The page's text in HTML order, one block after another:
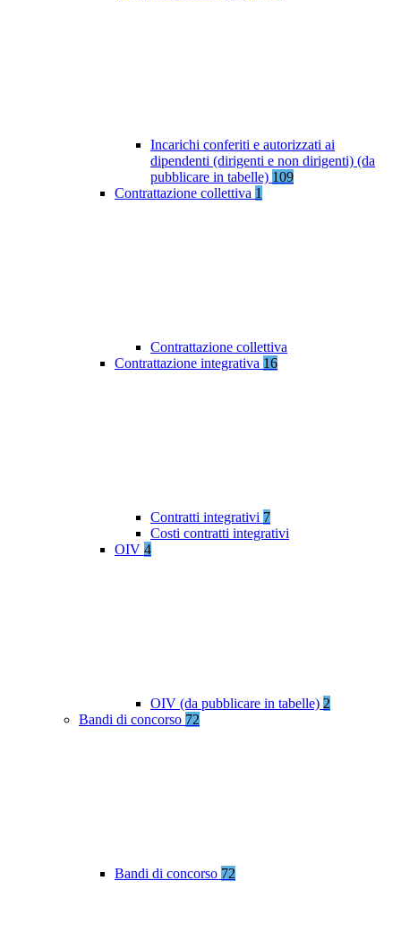
Incarichi conferiti e autorizzati ai
dipendenti (dirigenti e non dirigenti) (da
pubblicare in tabelle) 109
Contrattazione collettiva 1
Contrattazione collettiva
Contrattazione integrativa 16
Contratti integrativi 7
Costi contratti integrativi
OIV 4
OIV (da pubblicare in tabelle) 2
Bandi di concorso 72
Bandi di concorso 72